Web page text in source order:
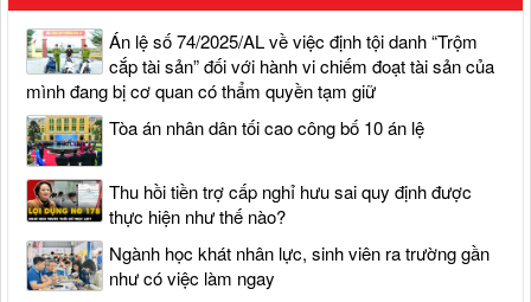
Án lệ số 74/2025/AL về việc định tội danh “Trộm
cắp tài sản” đối với hành vi chiếm đoạt tài sản của
mình đang bị cơ quan có thẩm quyền tạm giữ
Tòa án nhân dân tối cao công bố 10 án lệ
Thu hồi tiền trợ cấp nghỉ hưu sai quy định được
thực hiện như thế nào?
Ngành học khát nhân lực, sinh viên ra trường gần
như có việc làm ngay